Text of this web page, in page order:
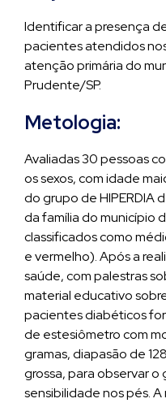
Identificar a presença
pacientes atendidos
atenção primária do
Prudente/SP.
Metologia:
Avaliadas 30 pessoas
os sexos, com idade
do grupo de HIPERDIA
da família do município
classificados como
e vermelho). Após a
saúde, com palestras
material educativo
pacientes diabéticos
de estesiômetro com
gramas, diapasão de
grossa, para observar
sensibilidade nos pés.